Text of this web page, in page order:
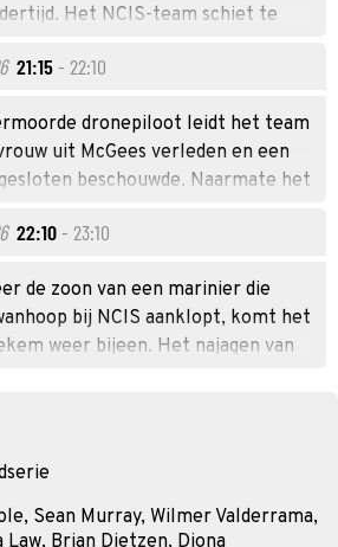
Het NCIS-team schiet te
21:15- 22:10
dronepiloot leidt het team
uit McGees verleden en een
beschouwde. Naarmate het
ontwricht, maar ook zijn
22:10- 23:10
de zoon van een marinier die
bij NCIS aanklopt, komt het
weer bijeen. Het najagen van
Sean Murray, Wilmer Valderrama,
Law, Brian Dietzen, Diona